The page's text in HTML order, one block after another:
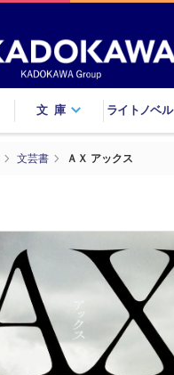
文庫 ライトノベル
文芸書 ＡＸ アックス